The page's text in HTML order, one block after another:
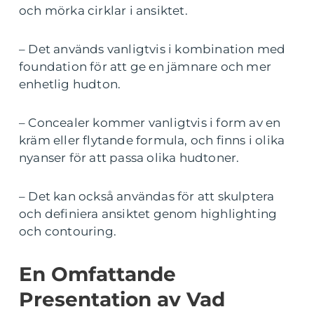
och mörka cirklar i ansiktet.
– Det används vanligtvis i kombination med
foundation för att ge en jämnare och mer
enhetlig hudton.
– Concealer kommer vanligtvis i form av en
kräm eller flytande formula, och finns i olika
nyanser för att passa olika hudtoner.
– Det kan också användas för att skulptera
och definiera ansiktet genom highlighting
och contouring.
En Omfattande
Presentation av Vad